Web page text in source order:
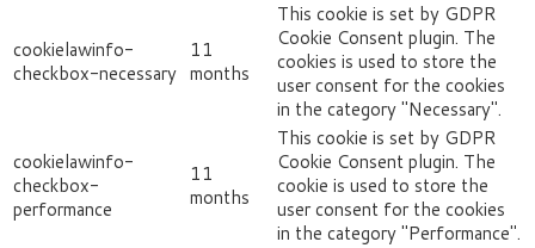
cookielawinfo-
checkbox-necessary
11
months
This cookie is set by GDPR
Cookie Consent plugin. The
cookies is used to store the
user consent for the cookies
in the category "Necessary".
cookielawinfo-
checkbox-
performance
11
months
This cookie is set by GDPR
Cookie Consent plugin. The
cookie is used to store the
user consent for the cookies
in the category "Performance".